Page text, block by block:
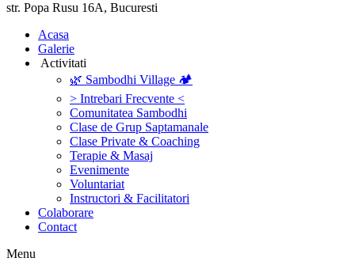
str. Popa Rusu 16A, Bucuresti
‎Acasa
Galerie
‎ ‎Activitati‎
🌿 Sambodhi Village 🏕️
> Intrebari Frecvente <
Comunitatea Sambodhi
Clase de Grup Saptamanale
Clase Private & Coaching
Terapie & Masaj
‎Evenimente
Voluntariat
‏‏‎Instructori & Facilitatori
Colaborare
Contact
Menu